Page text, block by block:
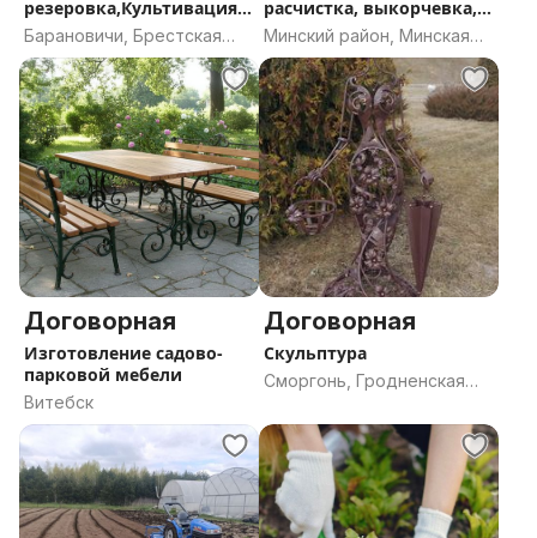
резеровка,Культивация,Р
асчи
Барановичи, Брестская
область
расчистка, выкорчевка,
выравнивание,
устройство газона
Минский район, Минская
область
Договорная
Изготовление садово-
парковой мебели
Витебск
Договорная
Скульптура
Сморгонь, Гродненская